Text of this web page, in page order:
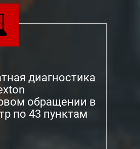
диагностика
обращении в
по 43 пунктам